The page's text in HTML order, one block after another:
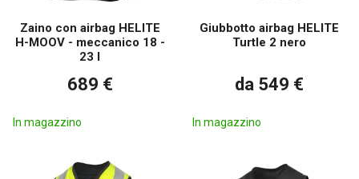
Zaino con airbag HELITE
H-MOOV - meccanico 18 -
23 l
689 €
In magazzino
Giubbotto airbag HELITE
Turtle 2 nero
da 549 €
In magazzino